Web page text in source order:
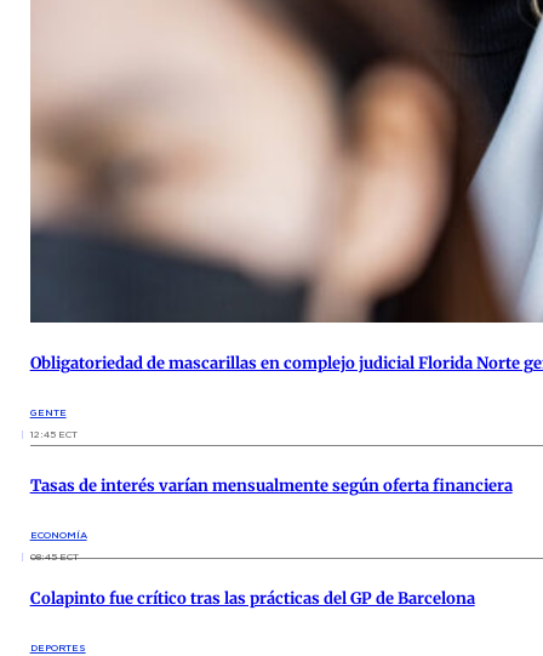
Obligatoriedad de mascarillas en complejo judicial Florida Norte
GENTE
12:45 ECT
Tasas de interés varían mensualmente según oferta financiera
ECONOMÍA
08:45 ECT
Colapinto fue crítico tras las prácticas del GP de Barcelona
DEPORTES